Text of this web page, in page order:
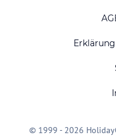
© 1999 - 2026